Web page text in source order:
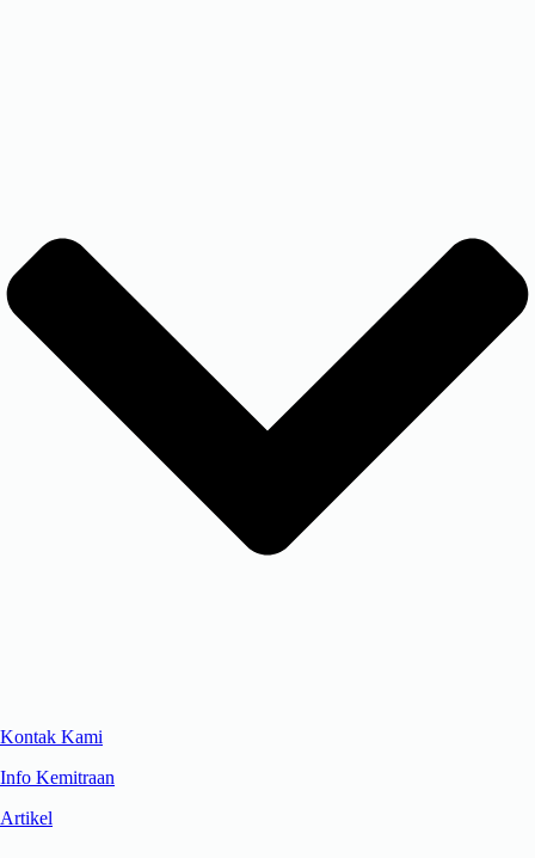
Kontak Kami
Info Kemitraan
Artikel